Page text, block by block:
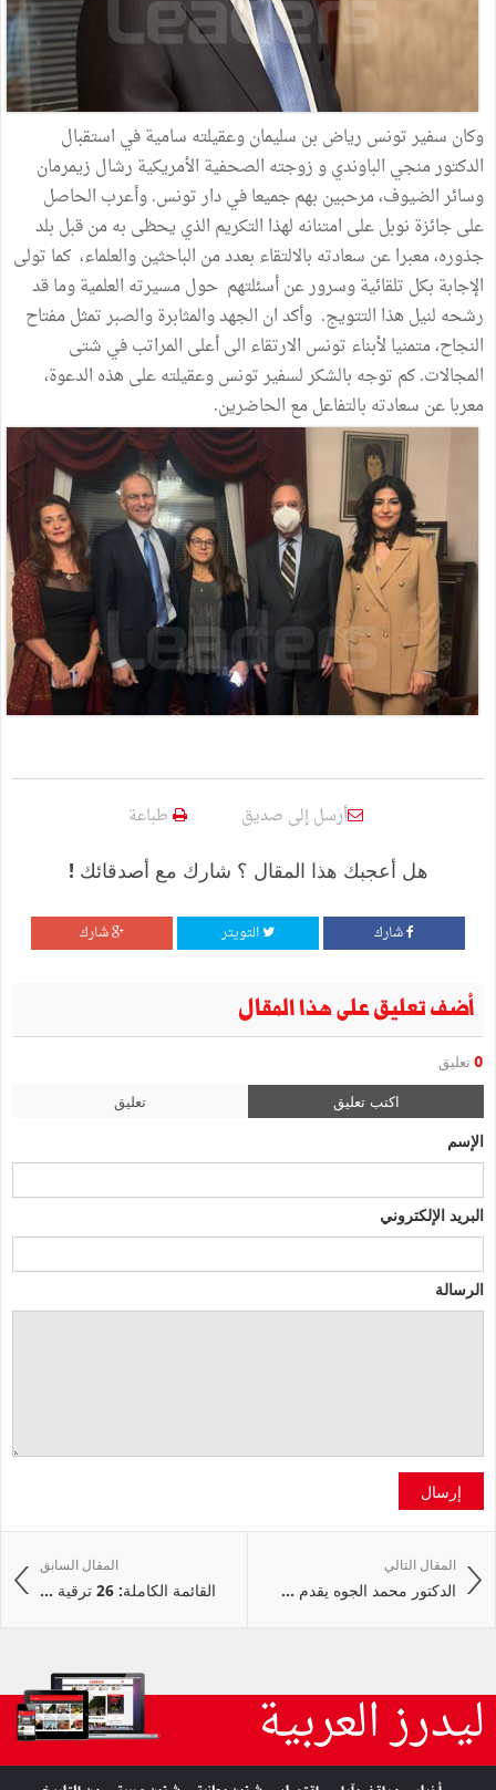
وكان سفير تونس رياض بن سليمان وعقيلته سامية في استقبال
الدكتور منجي الباوندي و زوجته الصحفية الأمريكية رشال زيمرمان
وسائر الضيوف، مرحبين بهم جميعا في دار تونس. وأعرب الحاصل
على جائزة نوبل على امتنانه لهذا التكريم الذي يحظى به من قبل بلد
جذوره، معبرا عن سعادته بالالتقاء بعدد من الباحثين والعلماء، كما تولى
الإجابة بكل تلقائية وسرور عن أسئلتهم حول مسيرته العلمية وما قد
رشحه لنيل هذا التتويج. وأكد ان الجهد والمثابرة والصبر تمثل مفتاح
النجاح، متمنيا لأبناء تونس الارتقاء الى أعلى المراتب في شتى
المجالات. كم توجه بالشكر لسفير تونس وعقيلته على هذه الدعوة،
معربا عن سعادته بالتفاعل مع الحاضرين.
أرسل إلى صديق طباعة
هل أعجبك هذا المقال ؟ شارك مع أصدقائك !
شارك التويتر شارك
أضف تعليق على هذا المقال
0 تعليق
اكتب تعليق تعليق
الإسم
البريد الإلكتروني
الرسالة
إرسال
المقال السابق
القائمة الكاملة: 26 ترقية ...
المقال التالي
الدكتور محمد الجوه يقدم ...
ليدرز العربية